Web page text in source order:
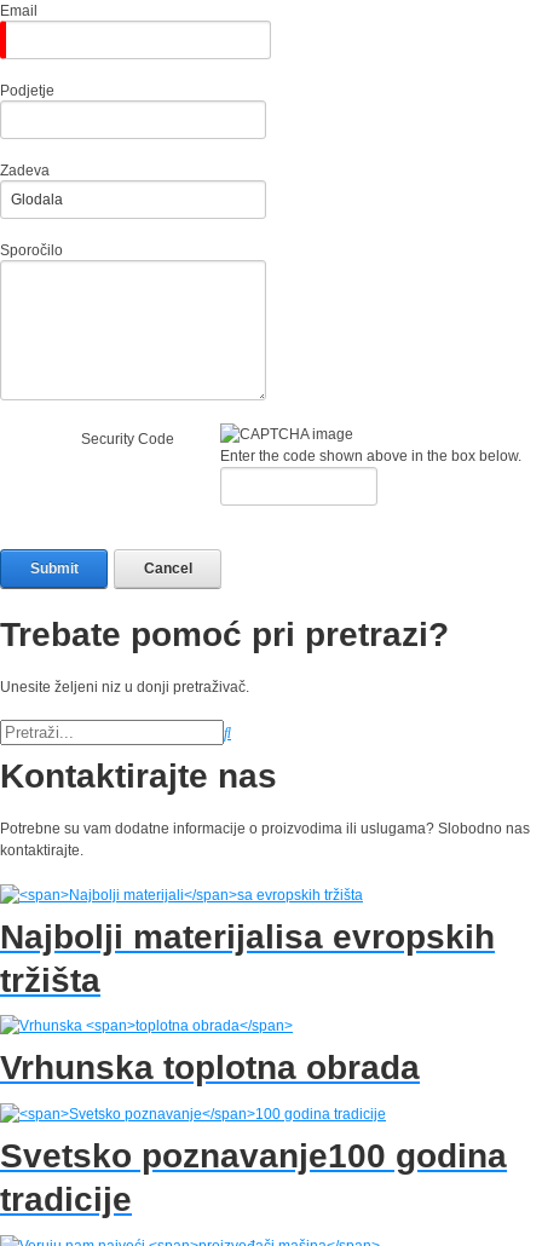
Email
Podjetje
Zadeva
Sporočilo
Security Code
Enter the code shown above in the box below.
Submit Cancel
Trebate pomoć pri pretrazi?
Unesite željeni niz u donji pretraživač.
Kontaktirajte nas
Potrebne su vam dodatne informacije o proizvodima ili uslugama? Slobodno nas
kontaktirajte.
Najbolji materijalisa evropskih
tržišta
Vrhunska toplotna obrada
Svetsko poznavanje100 godina
tradicije